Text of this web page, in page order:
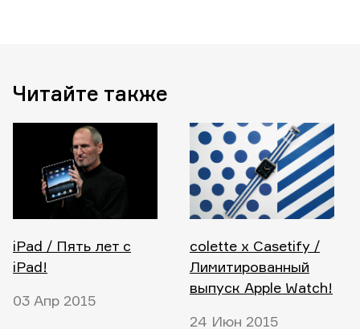
Читайте также
iPad / Пять лет с
iPad!
03 Апр 2015
colette x Casetify /
Лимитированный
выпуск Apple Watch!
24 Июн 2015